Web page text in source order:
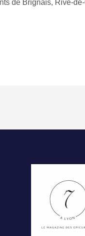
de Brignais, Rive-